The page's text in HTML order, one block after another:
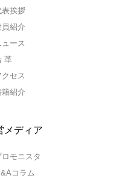
表挨拶
員紹介
ュース
革
クセス
籍紹介
メディア
ロモニスタ
コラム